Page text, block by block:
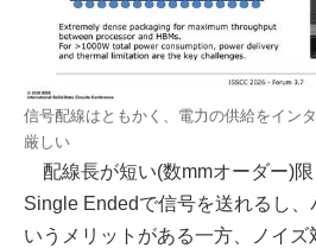
信号配線はともかく、電力の供給をイン
厳しい
配線長が短い(数mmオーダー)
Single Endedで信号を送れるし、
いうメリットがある一方、ノイ